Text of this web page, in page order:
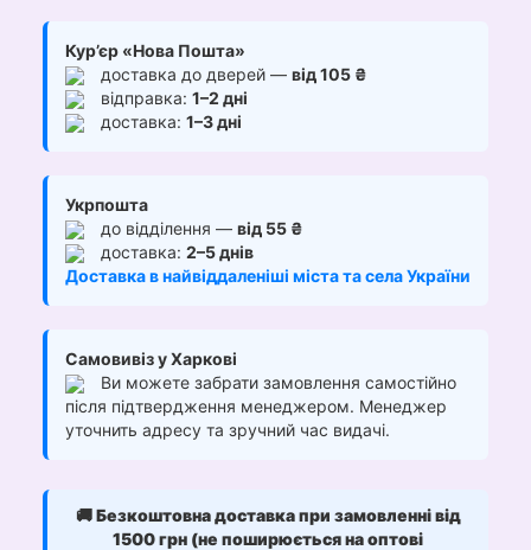
Кур’єр «Нова Пошта»
доставка до дверей — від 105 ₴
відправка: 1–2 дні
доставка: 1–3 дні
Укрпошта
до відділення — від 55 ₴
доставка: 2–5 днів
Доставка в найвіддаленіші міста та села України
Самовивіз у Харкові
Ви можете забрати замовлення самостійно
після підтвердження менеджером. Менеджер
уточнить адресу та зручний час видачі.
🚚Безкоштовна доставка при замовленні від
1500 грн (не поширюється на оптові